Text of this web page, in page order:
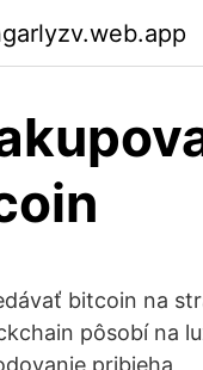
bitcoin na
pôsobí na
pribieha